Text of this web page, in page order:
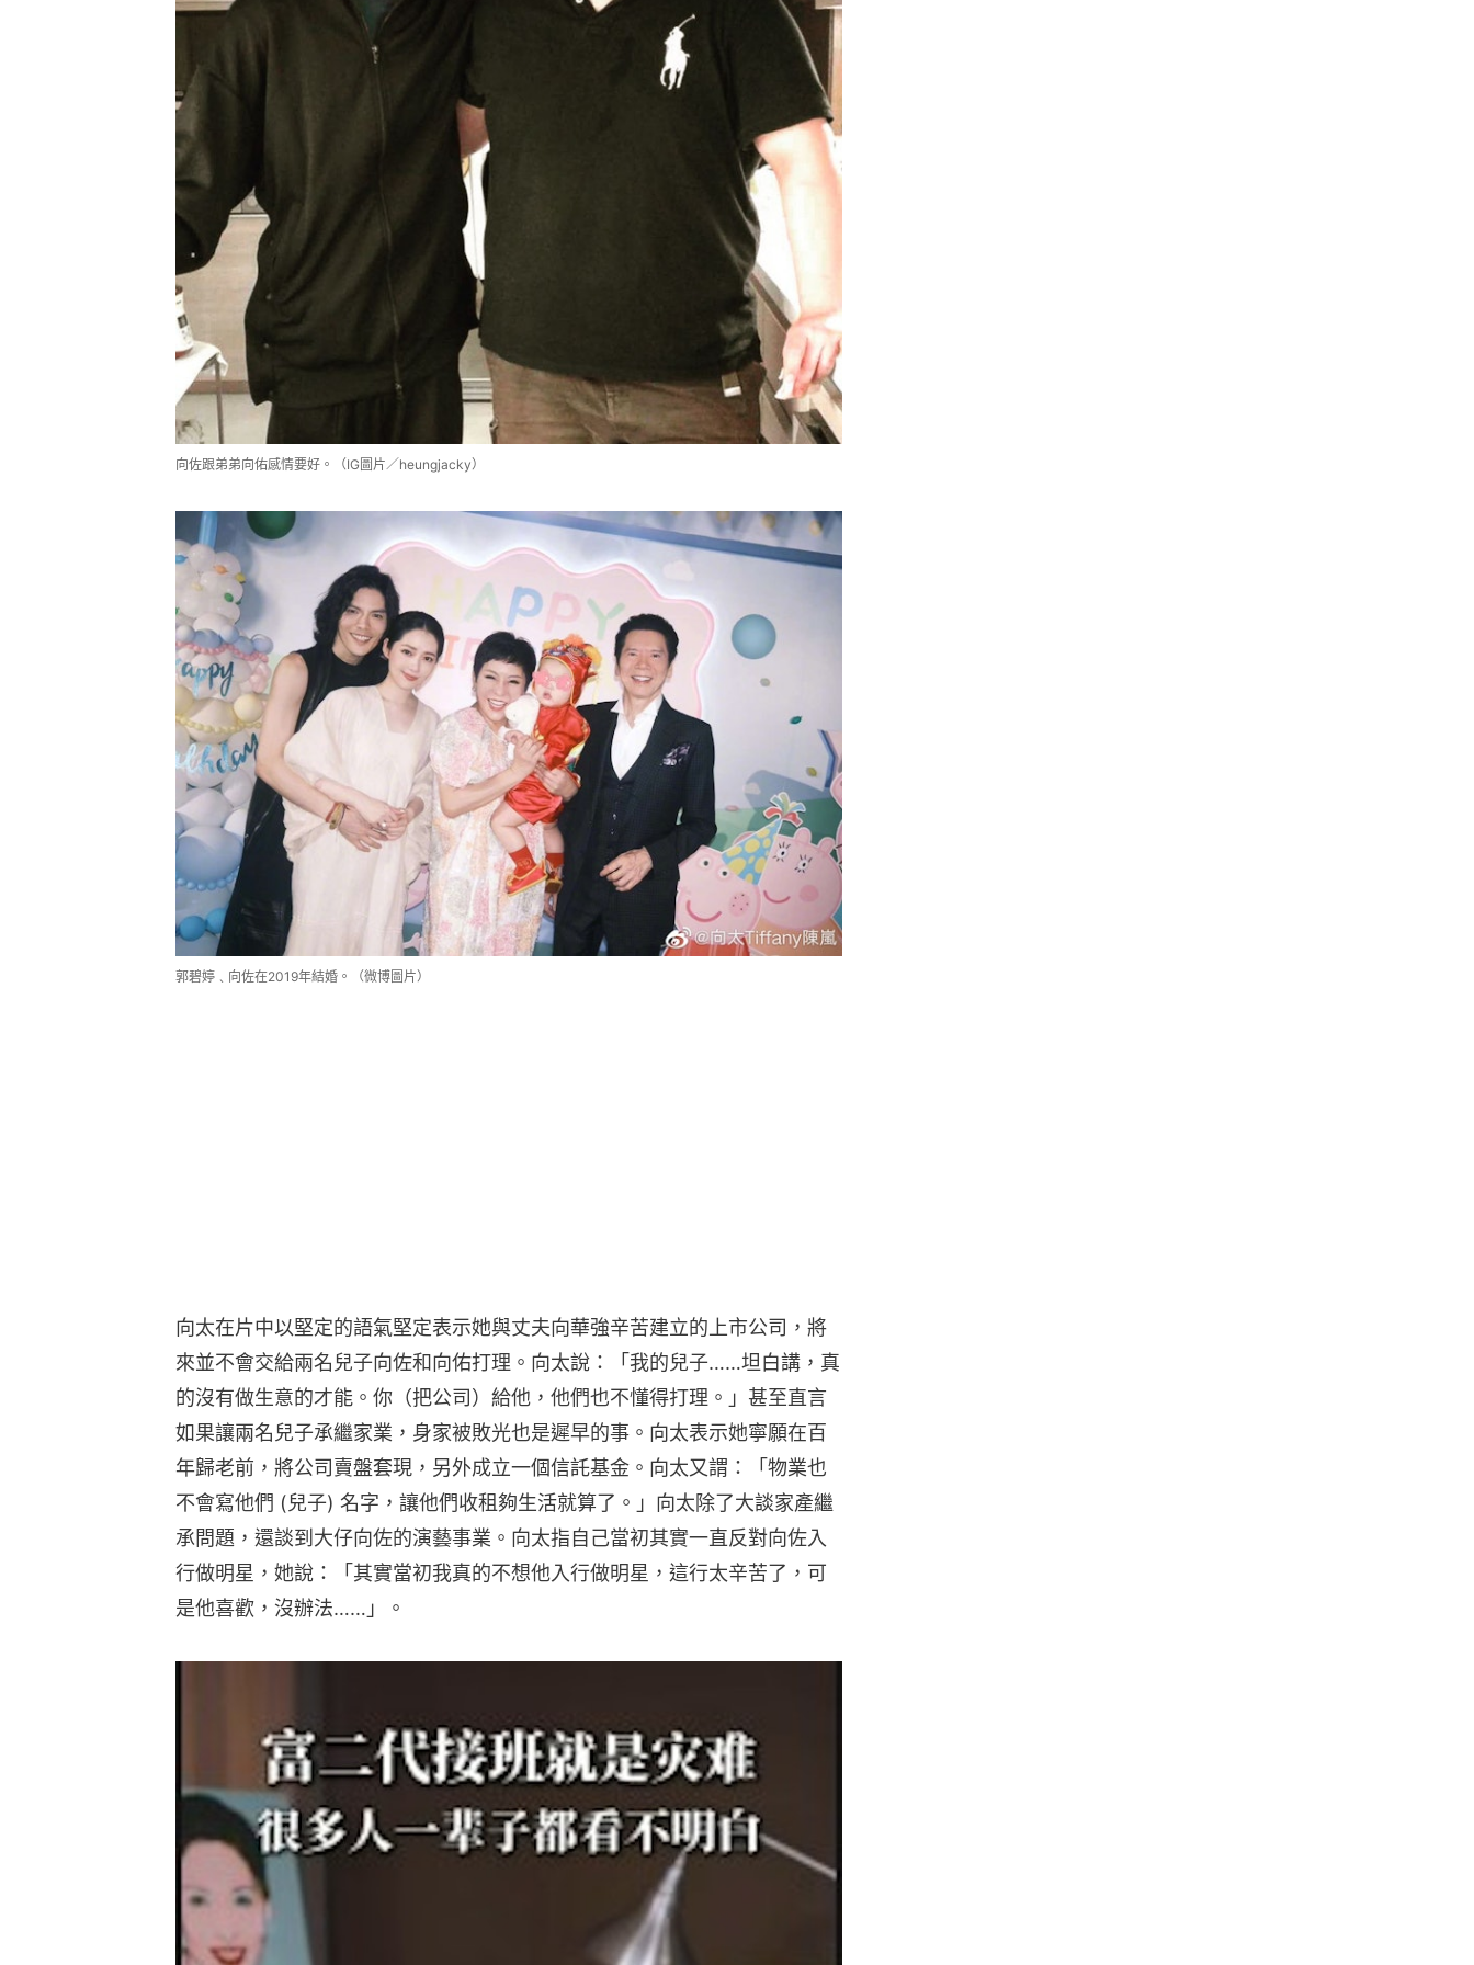
向佐跟弟弟向佑感情要好。（IG圖片／heungjacky）
郭碧婷﹑向佐在2019年結婚。（微博圖片）
向太在片中以堅定的語氣堅定表示她與丈夫向華強辛苦建立的上市公司，將
來並不會交給兩名兒子向佐和向佑打理。向太說：「我的兒子……坦白講，真
的沒有做生意的才能。你（把公司）給他，他們也不懂得打理。」甚至直言
如果讓兩名兒子承繼家業，身家被敗光也是遲早的事。向太表示她寧願在百
年歸老前，將公司賣盤套現，另外成立一個信託基金。向太又謂：「物業也
不會寫他們 (兒子) 名字，讓他們收租夠生活就算了。」向太除了大談家產繼
承問題，還談到大仔向佐的演藝事業。向太指自己當初其實一直反對向佐入
行做明星，她說：「其實當初我真的不想他入行做明星，這行太辛苦了，可
是他喜歡，沒辦法……」。